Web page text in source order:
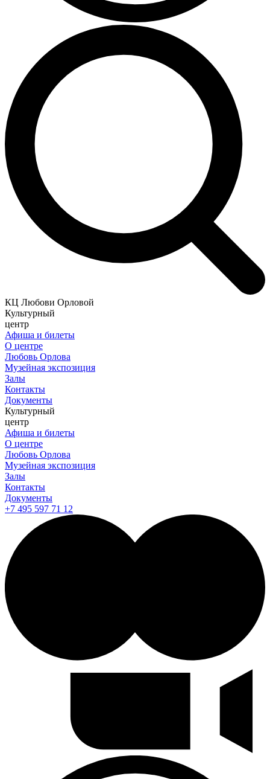
КЦ Любови Орловой
Культурный
центр
Афиша и билеты
О центре
Любовь Орлова
Музейная экспозиция
Залы
Контакты
Документы
Культурный
центр
Афиша и билеты
О центре
Любовь Орлова
Музейная экспозиция
Залы
Контакты
Документы
+7 495 597 71 12